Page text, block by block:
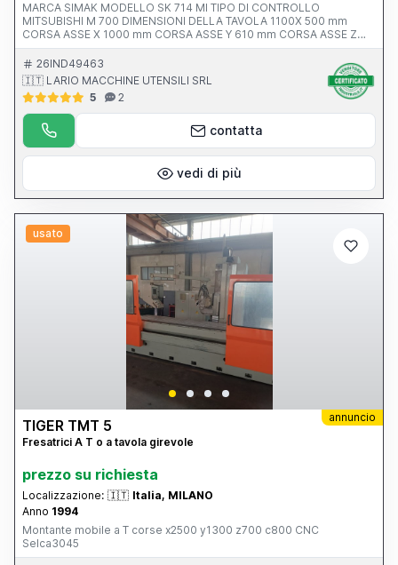
MARCA SIMAK MODELLO SK 714 MI TIPO DI CONTROLLO
MITSUBISHI M 700 DIMENSIONI DELLA TAVOLA 1100X 500 mm
CORSA ASSE X 1000 mm CORSA ASSE Y 610 mm CORSA ASSE Z
550 mm AVANZAMENTO RAPIDO ASSI X-Y-Z ATTACCO MANDRINO
POTENZA MOTORE MANDRINO 10.0000 rpm ANNO V MACCHINA
CE 2012 INGOMBRI 2100x2400x2500 mm PESO 5500 kg
ACCESSORI NOTE ALTA PRESSIONE 20 BAR
26IND49463
🇮🇹 LARIO MACCHINE UTENSILI SRL
5
2
contatta
vedi di più
usato
annuncio
TIGER TMT 5
Fresatrici A T o a tavola girevole
prezzo su richiesta
Localizzazione: 🇮🇹 Italia, MILANO
Anno 1994
Montante mobile a T corse x2500 y1300 z700 c800 CNC
Selca3045